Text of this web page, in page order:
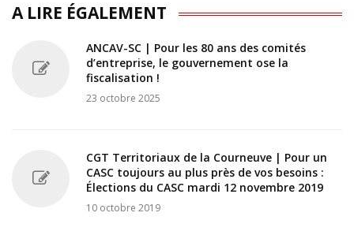
A LIRE ÉGALEMENT
ANCAV-SC | Pour les 80 ans des comités
d’entreprise, le gouvernement ose la
fiscalisation !
23 octobre 2025
CGT Territoriaux de la Courneuve | Pour un
CASC toujours au plus près de vos besoins :
Élections du CASC mardi 12 novembre 2019
10 octobre 2019